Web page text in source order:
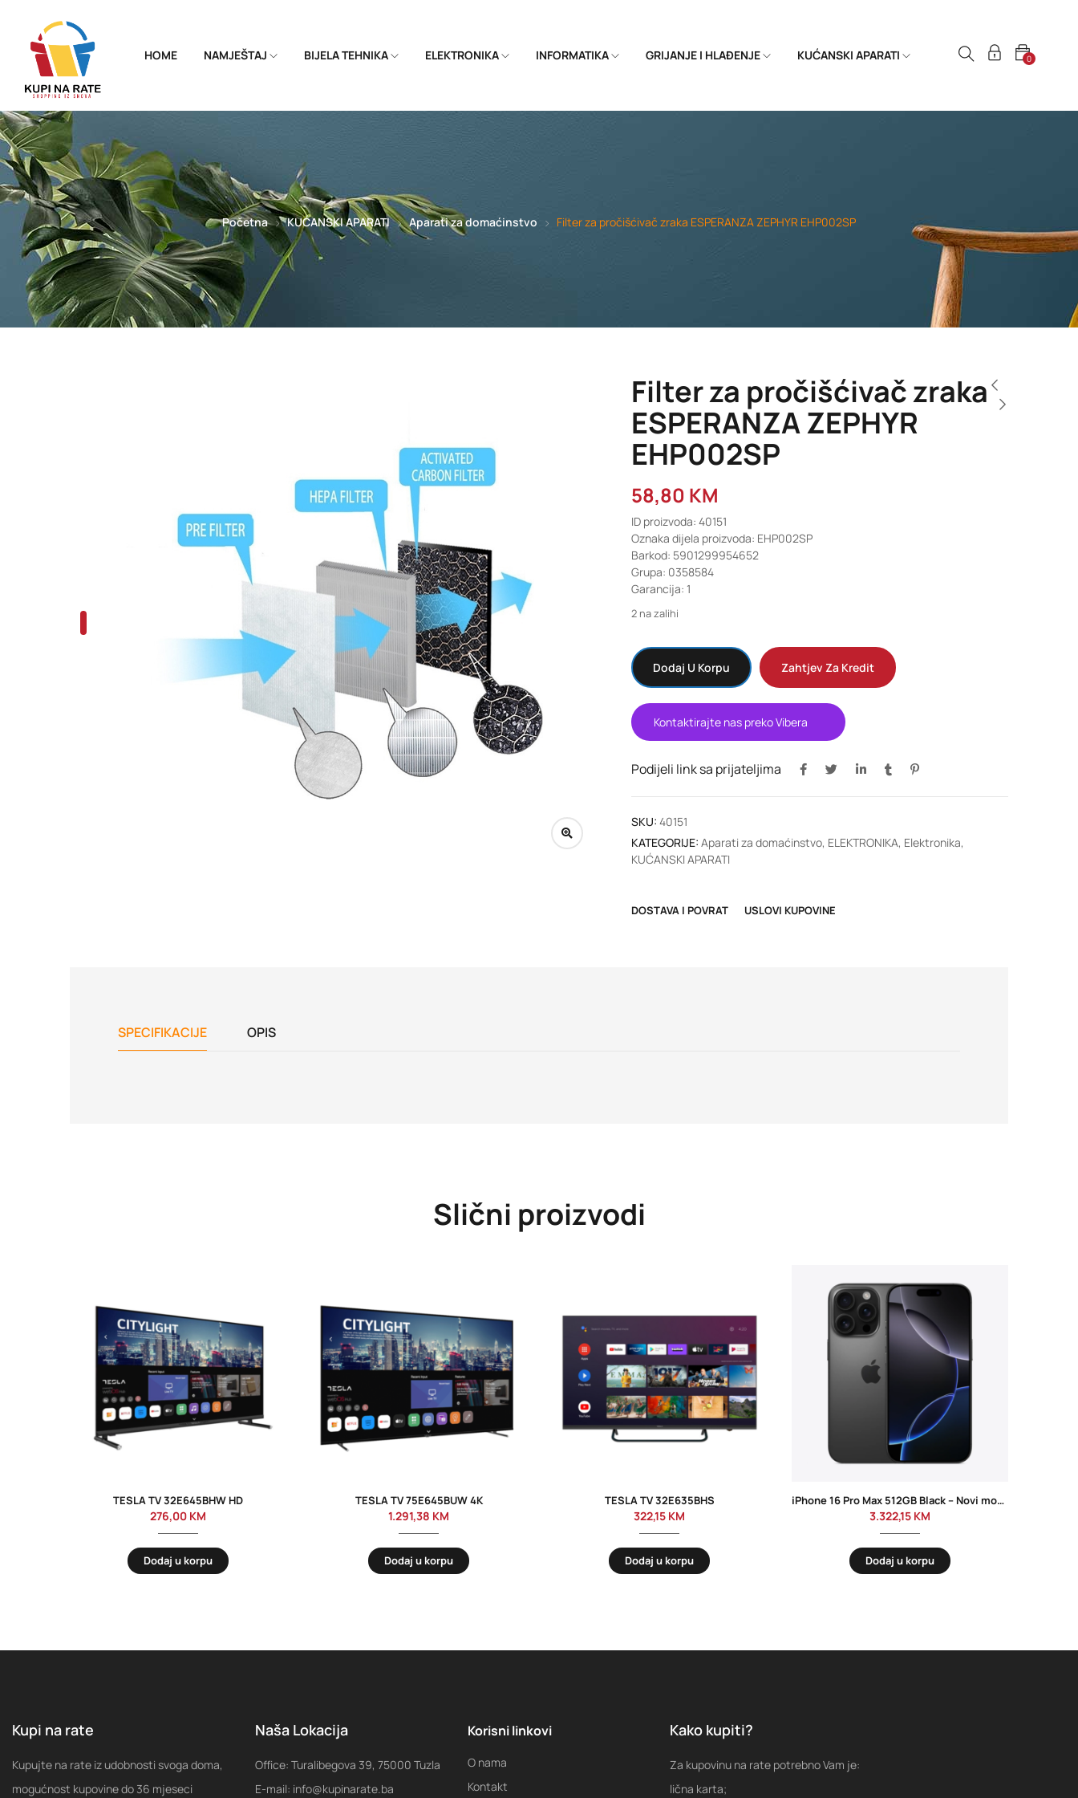
HOME NAMJEŠTAJ BIJELA TEHNIKA ELEKTRONIKA INFORMATIKA GRIJANJE I HLAĐENJE KUĆANSKI APARATI 0
Početna KUĆANSKI APARATI Aparati za domaćinstvo Filter za pročišćivač zraka ESPERANZA ZEPHYR EHP002SP
Filter za pročišćivač zraka
ESPERANZA ZEPHYR
EHP002SP
58,80 KM
ID proizvoda: 40151
Oznaka dijela proizvoda: EHP002SP
Barkod: 5901299954652
Grupa: 0358584
Garancija: 1
2 na zalihi
Dodaj U Korpu Zahtjev Za Kredit
Kontaktirajte nas preko Vibera
Podijeli link sa prijateljima
SKU: 40151
KATEGORIJE: Aparati za domaćinstvo, ELEKTRONIKA, Elektronika,
KUĆANSKI APARATI
DOSTAVA I POVRAT USLOVI KUPOVINE
SPECIFIKACIJE OPIS
Slični proizvodi
TESLA TV 32E645BHW HD
276,00 KM
Dodaj u korpu
TESLA TV 75E645BUW 4K
1.291,38 KM
Dodaj u korpu
TESLA TV 32E635BHS
322,15 KM
Dodaj u korpu
iPhone 16 Pro Max 512GB Black – Novi model
3.322,15 KM
Dodaj u korpu
Kupi na rate
Kupujte na rate iz udobnosti svoga doma,
mogućnost kupovine do 36 mjeseci
Naša Lokacija
Office: Turalibegova 39, 75000 Tuzla
E-mail: info@kupinarate.ba
Korisni linkovi
O nama
Kontakt
Kako kupiti?
Za kupovinu na rate potrebno Vam je:
lična karta;